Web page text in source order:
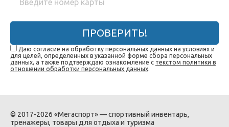
ПРОВЕРИТЬ!
Даю согласие на обработку персональных данных на условиях и
для целей, определенных в указанной форме сбора персональных
данных, а также подтверждаю ознакомление с текстом политики в
отношении обработки персональных данных.
© 2017-2026 «Мегаспорт» — спортивный инвентарь,
тренажеры, товары для отдыха и туризма